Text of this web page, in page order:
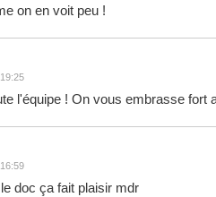
on en voit peu !
l'équipe ! On vous embrasse fort
doc ça fait plaisir mdr